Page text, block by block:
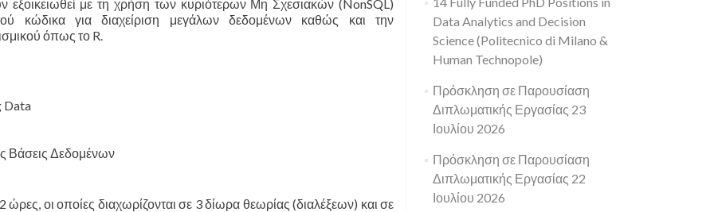
εξοικειωθεί με τη χρήση των κυριότερων Μη Σχεσιακών (NonSQL)
κώδικα για διαχείριση μεγάλων δεδομένων καθώς και την
όπως το R.
Data
Βάσεις Δεδομένων
οι οποίες διαχωρίζονται σε 3 δίωρα θεωρίας (διαλέξεων) και σε
Data Analytics and Decision
Science (Politecnico di Milano &
Human Technopole)
Πρόσκληση σε Παρουσίαση
Διπλωματικής Εργασίας 23
Ιουλίου 2026
Πρόσκληση σε Παρουσίαση
Διπλωματικής Εργασίας 22
Ιουλίου 2026